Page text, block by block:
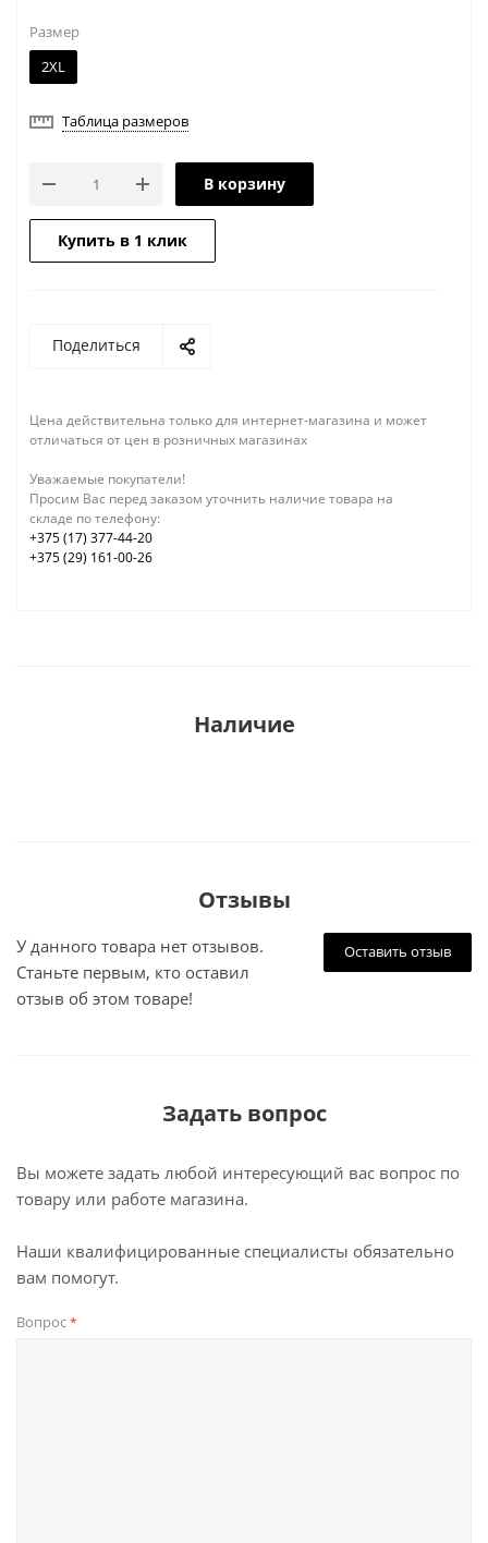
Размер
2XL
Таблица размеров
В корзину
Купить в 1 клик
Поделиться
Цена действительна только для интернет-магазина и может
отличаться от цен в розничных магазинах
Уважаемые покупатели!
Просим Вас перед заказом уточнить наличие товара на
складе по телефону:
+375 (17) 377-44-20
+375 (29) 161-00-26
Наличие
Отзывы
Оставить отзыв
У данного товара нет отзывов.
Станьте первым, кто оставил
отзыв об этом товаре!
Задать вопрос
Вы можете задать любой интересующий вас вопрос по
товару или работе магазина.
Наши квалифицированные специалисты обязательно
вам помогут.
Вопрос*